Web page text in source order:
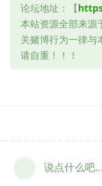
论坛地址：【
本站资源全部来源
关赌博行为一律与
请自重！！！
说点什么吧...